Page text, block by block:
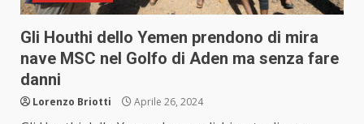
Gli Houthi dello Yemen prendono di mira
nave MSC nel Golfo di Aden ma senza fare
danni
Lorenzo Briotti Aprile 26, 2024